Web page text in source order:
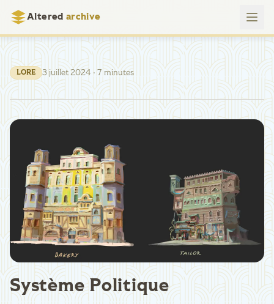
Altered archive
LORE 3 juillet 2024 · 7 minutes
Système Politique